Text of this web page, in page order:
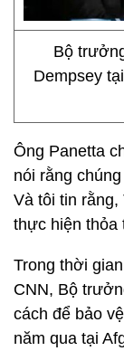
Bộ
Dempsey
Ông Panetta
nói rằng
Và tôi tin rằng,
thực hiện thỏa
Trong thời
CNN, Bộ
cách để bảo
năm qua tại